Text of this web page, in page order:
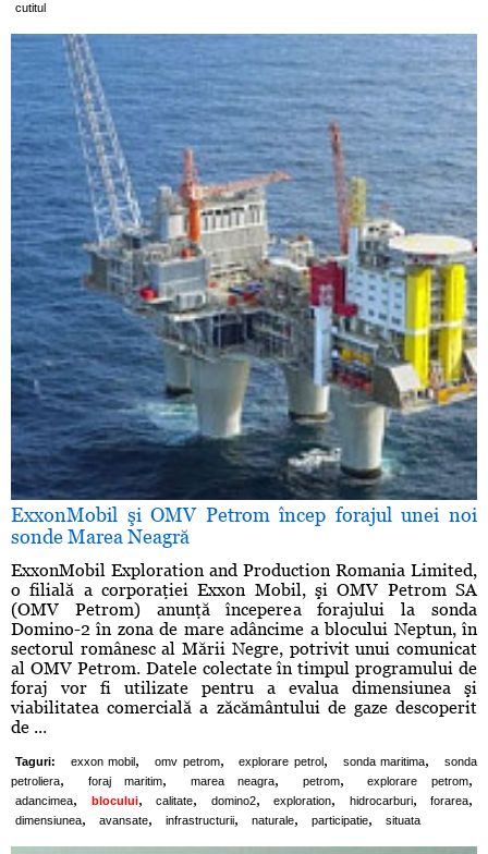
cutitul
ExxonMobil şi OMV Petrom încep forajul unei noi
sonde Marea Neagră
ExxonMobil Exploration and Production Romania Limited,
o filială a corporaţiei Exxon Mobil, şi OMV Petrom SA
(OMV Petrom) anunţă începerea forajului la sonda
Domino-2 în zona de mare adâncime a blocului Neptun, în
sectorul românesc al Mării Negre, potrivit unui comunicat
al OMV Petrom. Datele colectate în timpul programului de
foraj vor fi utilizate pentru a evalua dimensiunea şi
viabilitatea comercială a zăcământului de gaze descoperit
de ...
Taguri: exxon mobil , omv petrom, explorare petrol , sonda maritima,
sonda
petroliera, foraj maritim, marea neagra, petrom, explorare petrom,
adancimea, blocului, calitate, domino2, exploration, hidrocarburi, forarea,
dimensiunea, avansate, infrastructurii, naturale, participatie, situata